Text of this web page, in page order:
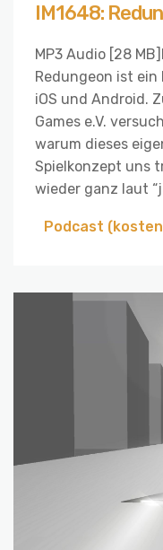
IM1648:
MP3 Audio [28
Redungeon ist
iOS und Android.
Games e.V.
warum dieses
Spielkonzept uns
wieder ganz laut
Podcast